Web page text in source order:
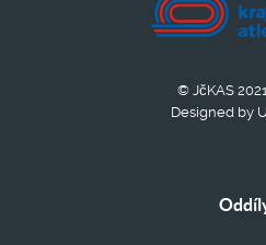
© JčKAS
Designed by